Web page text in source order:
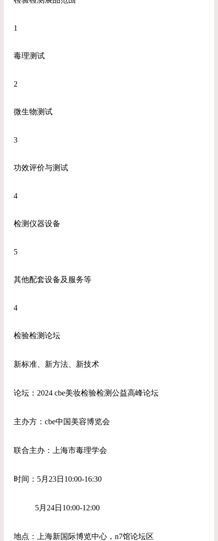
1
毒理测试
2
微生物测试
3
功效评价与测试
4
检测仪器设备
5
其他配套设备及服务等
4
检验检测论坛
新标准、新方法、新技术
论坛：2024 cbe美妆检验检测公益高峰论坛
主办方：cbe中国美容博览会
联合主办：上海市毒理学会
时间：5月23日10:00-16:30
5月24日10:00-12:00
地点：上海新国际博览中心，n7馆论坛区